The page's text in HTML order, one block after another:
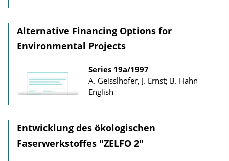
Alternative Financing Options for
Environmental Projects
Series 19a/1997
A. Geisslhofer, J. Ernst; B. Hahn
English
Entwicklung des ökologischen
Faserwerkstoffes "ZELFO 2"